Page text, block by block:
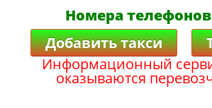
Номера
Добавить такси
Информационный
оказываются